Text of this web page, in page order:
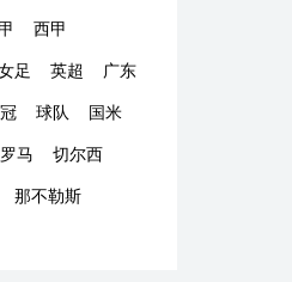
西甲
足 英超
广东
球队
国米
罗马
切尔西
那不勒斯